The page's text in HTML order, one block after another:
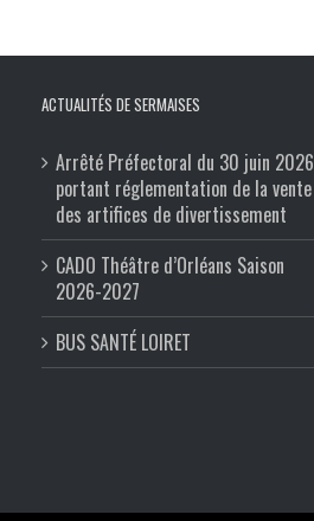
ACTUALITÉS DE SERMAISES
Arrêté Préfectoral du 30 juin 2026
portant réglementation de la vente
des artifices de divertissement
CADO Théâtre d’Orléans Saison
2026-2027
BUS SANTÉ LOIRET